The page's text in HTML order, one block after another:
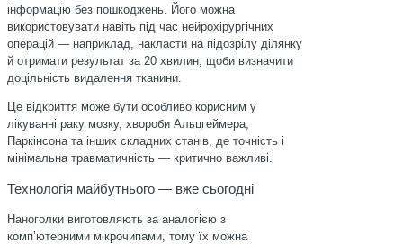
інформацію без пошкоджень. Його можна
використовувати навіть під час нейрохірургічних
операцій — наприклад, накласти на підозрілу ділянку
й отримати результат за 20 хвилин, щоби визначити
доцільність видалення тканини.
Це відкриття може бути особливо корисним у
лікуванні раку мозку, хвороби Альцгеймера,
Паркінсона та інших складних станів, де точність і
мінімальна травматичність — критично важливі.
Технологія майбутнього — вже сьогодні
Наноголки виготовляють за аналогією з
комп’ютерними мікрочипами, тому їх можна